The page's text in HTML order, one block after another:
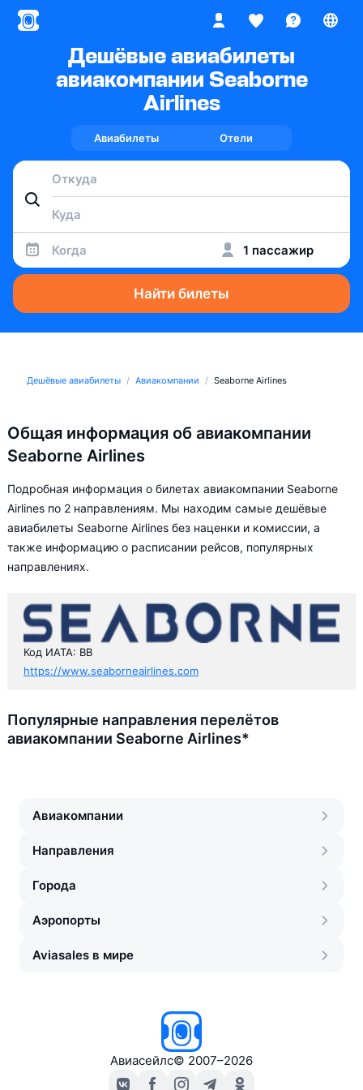
Дешёвые авиабилеты
авиакомпании Seaborne
Airlines
Авиабилеты Отели
Когда 1 пассажир
Найти билеты
Дешёвые авиабилеты Авиакомпании Seaborne Airlines
Общая информация об авиакомпании
Seaborne Airlines
Подробная информация о билетах авиакомпании Seaborne
Airlines по 2 направлениям. Мы находим самые дешёвые
авиабилеты Seaborne Airlines без наценки и комиссии, а
также информацию о расписании рейсов, популярных
направлениях.
Код ИАТА: BB
https://www.seaborneairlines.com
Популярные направления перелётов
авиакомпании Seaborne Airlines*
Авиакомпании
Направления
Города
Аэропорты
Aviasales в мире
Авиасейлс© 2007–2026